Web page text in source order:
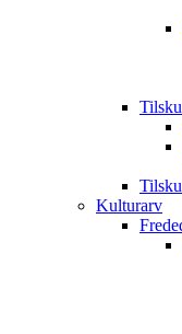
Kulturarv